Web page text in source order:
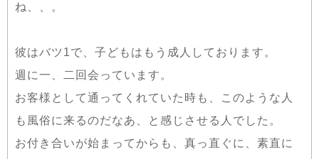
ね、、。
彼はバツ1で、子どもはもう成人しております。
週に一、二回会っています。
お客様として通ってくれていた時も、このような人
も風俗に来るのだなあ、と感じさせる人でした。
お付き合いが始まってからも、真っ直ぐに、素直に